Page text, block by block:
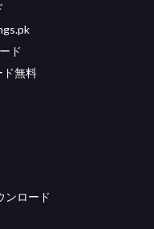
ド
ド無料
ンロード